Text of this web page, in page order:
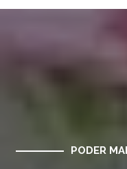
PODER